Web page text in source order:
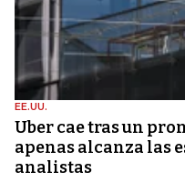
EE.UU.
Uber cae tras un
apenas alcanza las
analistas